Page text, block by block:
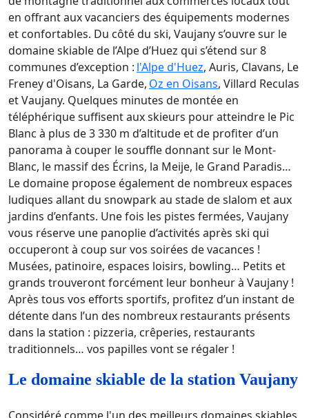
en offrant aux vacanciers des équipements modernes
et confortables. Du côté du ski, Vaujany s’ouvre sur le
domaine skiable de l’Alpe d’Huez qui s’étend sur 8
communes d’exception : l'Alpe d'Huez, Auris, Clavans, Le
Freney d'Oisans, La Garde, Oz en Oisans, Villard Reculas
et Vaujany. Quelques minutes de montée en
téléphérique suffisent aux skieurs pour atteindre le Pic
Blanc à plus de 3 330 m d’altitude et de profiter d’un
panorama à couper le souffle donnant sur le Mont-
Blanc, le massif des Écrins, la Meije, le Grand Paradis…
Le domaine propose également de nombreux espaces
ludiques allant du snowpark au stade de slalom et aux
jardins d’enfants. Une fois les pistes fermées, Vaujany
vous réserve une panoplie d’activités après ski qui
occuperont à coup sur vos soirées de vacances !
Musées, patinoire, espaces loisirs, bowling… Petits et
grands trouveront forcément leur bonheur à Vaujany !
Après tous vos efforts sportifs, profitez d’un instant de
détente dans l’un des nombreux restaurants présents
dans la station : pizzeria, crêperies, restaurants
traditionnels… vos papilles vont se régaler !
Le domaine skiable de la station Vaujany